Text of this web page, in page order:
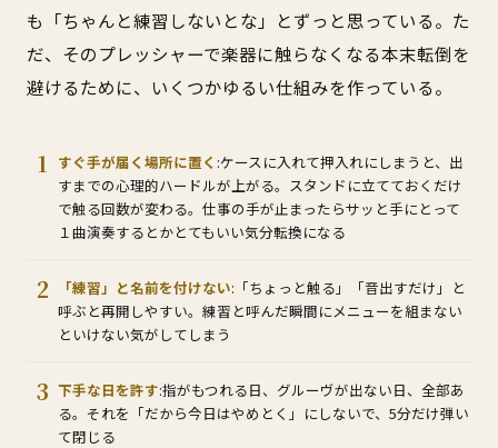
も「ちゃんと練習しないとな」とずっと思っている。た
だ、そのプレッシャーで楽器に触らなくなる本末転倒を
避けるために、いくつかゆるい仕組みを作っている。
すぐ手が届く場所に置く :ケースに入れて押入れにしまうと、出
すまでの心理的ハードルが上がる。スタンドに立てておくだけ
で触る回数が変わる。仕事の手が止まったらサッと手にとって
１曲演奏するとかとてもいい気分転換になる
「練習」と名前を付けない:「ちょっと触る」「音出すだけ」と
呼ぶと再開しやすい。練習と呼んだ瞬間にメニューを組まない
といけない気がしてしまう
下手な日を許す:指がもつれる日、グルーヴが出ない日、全部あ
る。それを「だから今日はやめとく」にしないで、5分だけ弾い
て閉じる